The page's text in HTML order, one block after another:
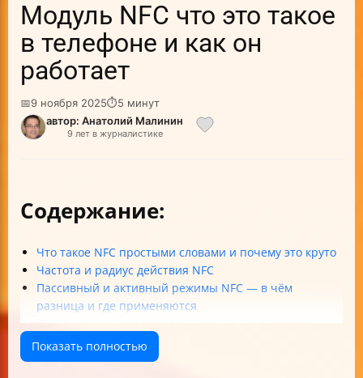
Модуль NFC что это такое
в телефоне и как он
работает
📅9 ноября 2025⏱5 минут
автор: Анатолий Малинин
9 лет в журналистике
Содержание:
Что такое NFC простыми словами и почему это круто
Частота и радиус действия NFC
Пассивный и активный режимы NFC — в чём
разница и где применяются
Какие данные передаются и как они кодируются
Взаимодействие устройств: инициатор и цель
Совместимость с бесконтактными картами и
Показать полностью